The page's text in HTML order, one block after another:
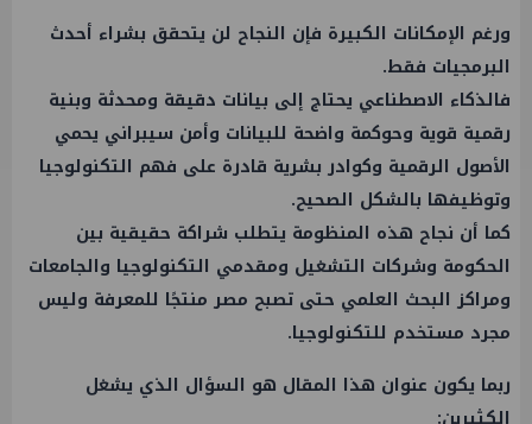
ورغم الإمكانات الكبيرة فإن النجاح لن يتحقق بشراء أحدث
البرمجيات فقط.
فالذكاء الاصطناعي يحتاج إلى بيانات دقيقة ومحدثة وبنية
رقمية قوية وحوكمة واضحة للبيانات وأمن سيبراني يحمي
الأصول الرقمية وكوادر بشرية قادرة على فهم التكنولوجيا
وتوظيفها بالشكل الصحيح.
كما أن نجاح هذه المنظومة يتطلب شراكة حقيقية بين
الحكومة وشركات التشغيل ومقدمي التكنولوجيا والجامعات
ومراكز البحث العلمي حتى تصبح مصر منتجًا للمعرفة وليس
مجرد مستخدم للتكنولوجيا.
ربما يكون عنوان هذا المقال هو السؤال الذي يشغل